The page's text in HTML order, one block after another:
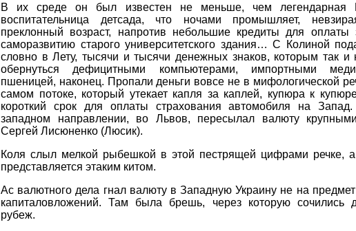
В их среде он был известен не меньше, чем легендарная
воспитательница детсада, что ночами промышляет,
преклонный возраст, напротив небольшие кредиты для оплаты
саморазвитию старого университетского здания… С Колиной
словно в Лету, тысячи и тысячи денежных знаков, которым так и
обернуться дефицитными компьютерами, импортными
пшеницей, наконец. Пропали деньги вовсе не в мифологической
самом потоке, который утекает капля за каплей, купюра к
короткий срок для оплаты страхования автомобиля на
западном направлении, во Львов, пересылал валюту
Сергей Лисюненко (Люсик).
Коля слыл мелкой рыбешкой в этой пестрящей цифрами речке,
представляется этаким китом.
Ас валютного дела гнал валюту в Западную Украину не на предмет
капиталовложений. Там была брешь, через которую сочились
рубеж.